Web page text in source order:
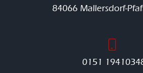
84066 Mallersdorf-
0151